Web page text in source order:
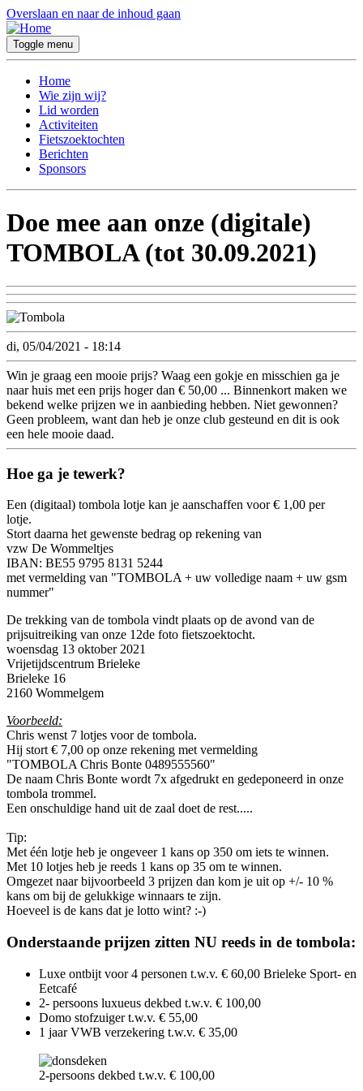
Overslaan en naar de inhoud gaan
Toggle menu
Home
Wie zijn wij?
Lid worden
Activiteiten
Fietszoektochten
Berichten
Sponsors
Doe mee aan onze (digitale)
TOMBOLA (tot 30.09.2021)
di, 05/04/2021 - 18:14
Win je graag een mooie prijs? Waag een gokje en misschien ga je
naar huis met een prijs hoger dan € 50,00 ... Binnenkort maken we
bekend welke prijzen we in aanbieding hebben. Niet gewonnen?
Geen probleem, want dan heb je onze club gesteund en dit is ook
een hele mooie daad.
Hoe ga je tewerk?
Een (digitaal) tombola lotje kan je aanschaffen voor € 1,00 per
lotje.
Stort daarna het gewenste bedrag op rekening van
vzw De Wommeltjes
IBAN: BE55 9795 8131 5244
met vermelding van "TOMBOLA + uw volledige naam + uw gsm
nummer"
De trekking van de tombola vindt plaats op de avond van de
prijsuitreiking van onze 12de foto fietszoektocht.
woensdag 13 oktober 2021
Vrijetijdscentrum Brieleke
Brieleke 16
2160 Wommelgem
Voorbeeld:
Chris wenst 7 lotjes voor de tombola.
Hij stort € 7,00 op onze rekening met vermelding
"TOMBOLA Chris Bonte 0489555560"
De naam Chris Bonte wordt 7x afgedrukt en gedeponeerd in onze
tombola trommel.
Een onschuldige hand uit de zaal doet de rest.....
Tip:
Met één lotje heb je ongeveer 1 kans op 350 om iets te winnen.
Met 10 lotjes heb je reeds 1 kans op 35 om te winnen.
Omgezet naar bijvoorbeeld 3 prijzen dan kom je uit op +/- 10 %
kans om bij de gelukkige winnaars te zijn.
Hoeveel is de kans dat je lotto wint? :-)
Onderstaande prijzen zitten NU reeds in de tombola:
Luxe ontbijt voor 4 personen t.w.v. € 60,00 Brieleke Sport- en
Eetcafé
2- persoons luxueus dekbed t.w.v. € 100,00
Domo stofzuiger t.w.v. € 55,00
1 jaar VWB verzekering t.w.v. € 35,00
2-persoons dekbed t.w.v. € 100,00